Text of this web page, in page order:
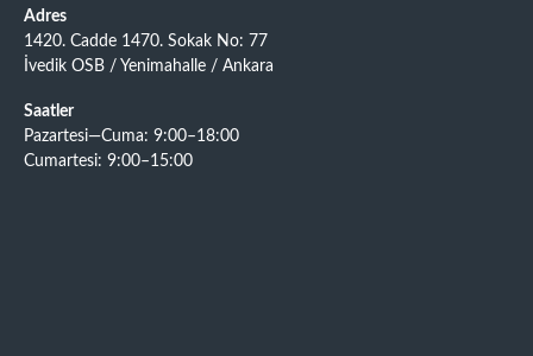
Adres
1420. Cadde 1470. Sokak No: 77
İvedik OSB / Yenimahalle / Ankara
Saatler
Pazartesi—Cuma: 9:00–18:00
Cumartesi: 9:00–15:00